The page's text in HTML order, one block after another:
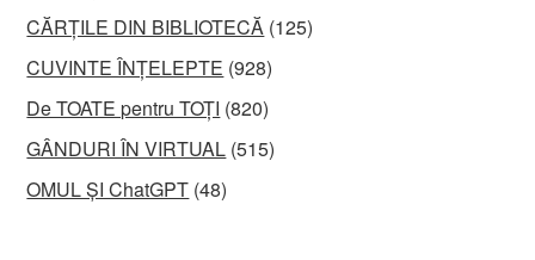
CĂRȚILE DIN BIBLIOTECĂ (125)
CUVINTE ÎNȚELEPTE (928)
De TOATE pentru TOȚI (820)
GÂNDURI ÎN VIRTUAL (515)
OMUL ȘI ChatGPT (48)